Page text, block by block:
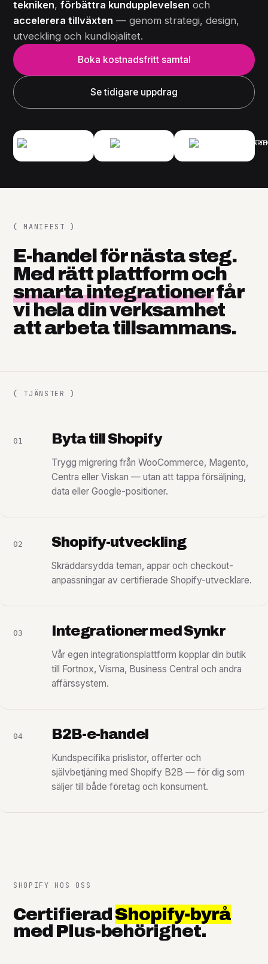
tekniken, förbättra kundupplevelsen och
accelerera tillväxten — genom strategi, design,
utveckling och kundlojalitet.
Boka kostnadsfritt samtal
Se tidigare uppdrag
( MANIFEST )
E-handel för nästa steg.
Med rätt plattform och
smarta integrationerfår
vi hela din verksamhet
att arbeta tillsammans.
( TJÄNSTER )
01 Byta till Shopify
Trygg migrering från WooCommerce, Magento,
Centra eller Viskan — utan att tappa försäljning,
data eller Google-positioner.
02 Shopify-utveckling
Skräddarsydda teman, appar och checkout-
anpassningar av certifierade Shopify-utvecklare.
03 Integrationermed Synkr
Vår egen integrationsplattform kopplar din butik
till Fortnox, Visma, Business Central och andra
affärssystem.
04 B2B-e-handel
Kundspecifika prislistor, offerter och
självbetjäning med Shopify B2B — för dig som
säljer till både företag och konsument.
SHOPIFY HOS OSS
Certifierad Shopify-byrå
med Plus-behörighet.